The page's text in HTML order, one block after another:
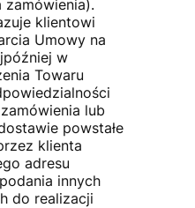
zamówienia).
klientowi
Umowy na
w
Towaru
lub
powstałe
klienta
adresu
innych
do realizacji